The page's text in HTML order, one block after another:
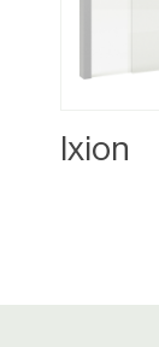
Ixion